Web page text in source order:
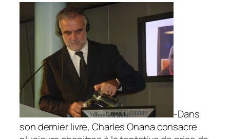
-Dans
son dernier livre, Charles Onana consacre